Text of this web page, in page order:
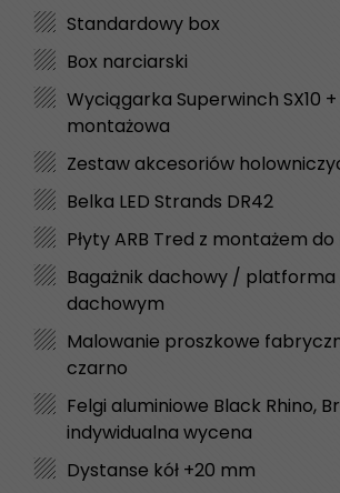
Standardowy box
Box narciarski
Wyciągarka Superwinch SX10 +
montażowa
Zestaw akcesoriów
Belka LED Strands DR42
Płyty ARB Tred z montażem
Bagażnik dachowy /
dachowym
Malowanie proszkowe
czarno
Felgi aluminiowe Black Rhino,
indywidualna wycena
Dystanse kół +20 mm